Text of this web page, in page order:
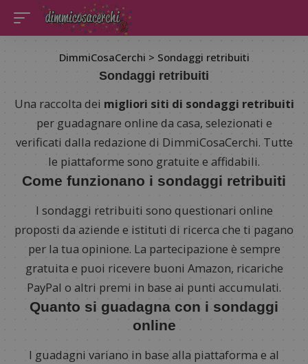
DimmiCosaCerchi > Sondaggi retribuiti
Sondaggi retribuiti
Una raccolta dei migliori siti di sondaggi retribuiti
per guadagnare online da casa, selezionati e
verificati dalla redazione di DimmiCosaCerchi. Tutte
le piattaforme sono gratuite e affidabili.
Come funzionano i sondaggi retribuiti
I sondaggi retribuiti sono questionari online
proposti da aziende e istituti di ricerca che ti pagano
per la tua opinione. La partecipazione è sempre
gratuita e puoi ricevere buoni Amazon, ricariche
PayPal o altri premi in base ai punti accumulati.
Quanto si guadagna con i sondaggi
online
I guadagni variano in base alla piattaforma e al